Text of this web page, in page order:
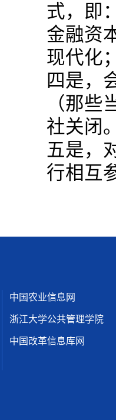
式，即
金融资
现代化
四是，
（那
社关闭
五是，
行相互
中国农业信息网
浙江大学公共管理学院
中国改革信息库网